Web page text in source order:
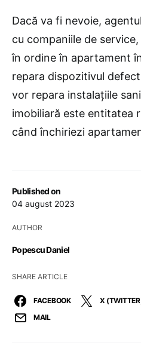
Published on
04 august 2023
AUTHOR
Popescu Daniel
SHARE ARTICLE
FACEBOOK X
MAIL
Dacă va fi nevoie,
cu companiile de
în ordine în apartament
repara dispozitivul
vor repara instalațiile
imobiliară este entitatea
când închiriezi